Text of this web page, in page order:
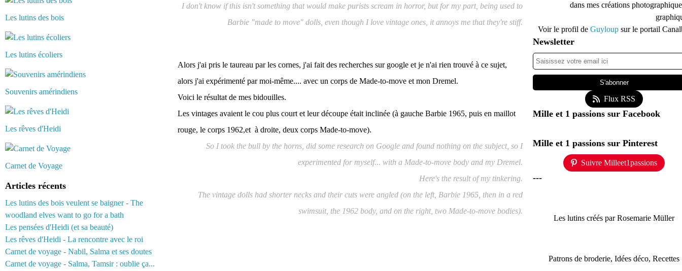
Les lutins des bois
Les lutins écoliers
Souvenirs amérindiens
Les rêves d'Heidi
Carnet de Voyage
Articles récents
Les lutins des bois veulent se baigner - The
woodland elves want to go for a bath
Les pensées d'Heidi (et sa beauté)
Les rêves d'Heidi - La rencontre avec le roi
Carnet de voyage - Nabil, Salma et ses doutes
Carnet de voyage - Salma, Tamsir : oublie ça...
I don't know if this isn't something that would make purists scream in horror, but for my part, being used to
Barbie "made to move" dolls, even though I love vintage ones, it annoys me that they're stiff.
Alors j'ai pris le taureau par les cornes, j'ai fait des recherches sur google et je n'ai rien trouvé à ce sujet,
alors j'ai expérimenté par moi-même.... avec un corps de Made-to-move et mon Dremel.
Voici le résultat de mes bidouilles.
Les vintages avaient le cou plus court et leur découpe était inclinée (à gauche Barbie 1965, puis en maillot
rouge, le corps 1962,et à droite, deux corps Made-to-move).
So I took the bull by the horns, did some research on Google and found nothing on the subject, so I
experimented for myself... with a Made-to-move body and my Dremel.
Here's the result of my tinkering.
The vintage dolls had shorter necks and their cuts were angled (on the left, Barbie 1965, then in a red
swimsuit, the 1962 body, and on the right, two Made-to-move bodies).
dans mes créations
Voir le profil de Guyloup sur le portail
Newsletter
Flux RSS
Mille et 1 passions sur Facebook
Mille et 1 passions sur Pinterest
Suivre Milleet1passions
---
Les lutins créés par Rosemarie Müller
Patrons de broderie, Idées déco, Recettes